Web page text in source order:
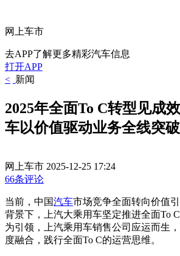
网上车市
去APP了解更多精彩汽车信息
打开APP
< 新闻
2025年全面To C转型见成
车以价值驱动业务全线突破
网上车市 2025-12-25 17:24
66条评论
当前，中国汽车市场竞争全面转向价值
背景下，上汽大乘用车坚定推进全面To
为引领，上汽乘用车销售公司应运而生
度融合，践行全面To C的运营思维。